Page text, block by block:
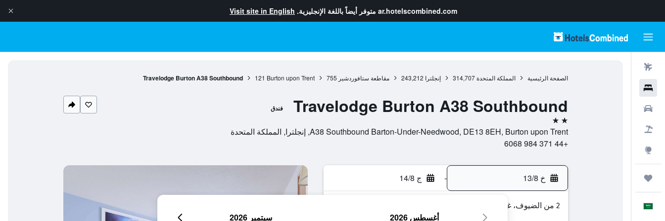
ar.hotelscombined.com متوفر أيضاً باللغة الإنجليزية. Visit site in English
الصفحة الرئيسية المملكة المتحدة 314,707 إنجلترا 243,212 مقاطعة ستافوردشير 755
Burton upon Trent
121
Travelodge Burton A38 Southbound
Travelodge Burton A38 Southbound فندق
2 نجمتين
A38 Southbound Barton-Under-Needwood, DE13 8EH, Burton upon Trent, إنجلترا, المملكة المتحدة
+44 371 984 6068
خ 13/8 - ج 14/8
2 من الضيوف، غرفة واحدة
أغسطس 2026 سبتمبر 2026